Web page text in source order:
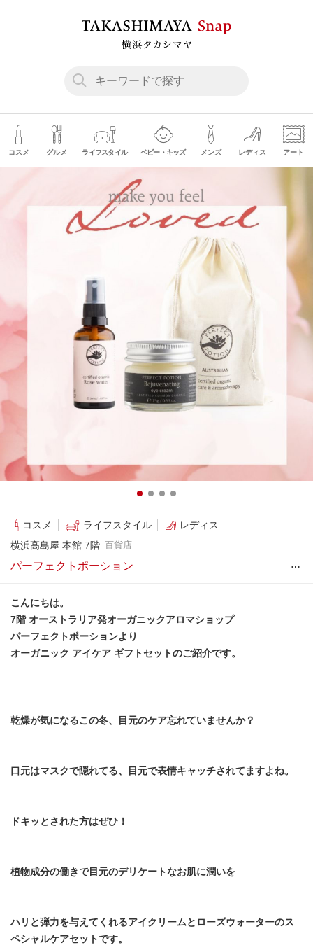
コスメ グルメ ライフスタイル ベビー・キッズ メンズ レディス アート
コスメ ライフスタイル
レディス
横浜高島屋 本館 7階 百貨店
パーフェクトポーション …
こんにちは。
7階 オーストラリア発オーガニックアロマショップ
パーフェクトポーションより
オーガニック アイケア ギフトセットのご紹介です。
乾燥が気になるこの冬、目元のケア忘れていませんか？
口元はマスクで隠れてる、目元で表情キャッチされてますよね。
ドキッとされた方はぜひ！
植物成分の働きで目元のデリケートなお肌に潤いを
ハリと弾力を与えてくれるアイクリームとローズウォーターのス
ペシャルケアセットです。